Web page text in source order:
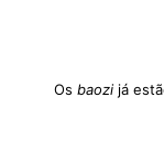
Os baozi já